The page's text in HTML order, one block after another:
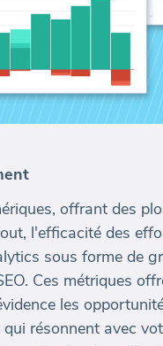
offrant des
l'efficacité des
sous forme de
Ces métriques
les
résonnent avec